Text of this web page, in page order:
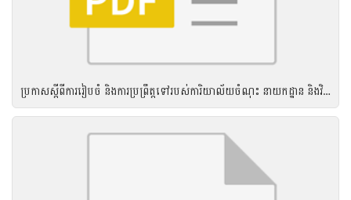
ប្រកាសស្តីពីការរៀបចំ និងការប្រព្រឹត្តទៅរបស់ការិយាល័យចំណុះ នាយកដ្ឋាន និងវិទ្យាស្ថាន នៃអគ្គនាយកដ្ឋានកៅស៊ូ